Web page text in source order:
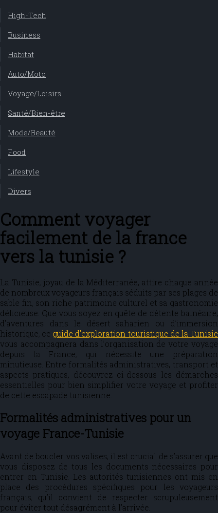
High-Tech
Business
Habitat
Auto/Moto
Voyage/Loisirs
Santé/Bien-être
Mode/Beauté
Food
Lifestyle
Divers
Comment voyager
facilement de la france
vers la tunisie ?
La Tunisie, joyau de la Méditerranée, attire chaque année
de nombreux voyageurs français séduits par ses plages de
sable fin, son riche patrimoine culturel et sa gastronomie
délicieuse. Que vous soyez en quête de détente balnéaire,
d’aventures dans le désert saharien ou d’immersion
historique, ce guide d’exploration touristique de la Tunisie
vous accompagnera dans l’organisation de votre voyage
depuis la France, qui nécessite une préparation
minutieuse. Entre formalités administratives, transport et
aspects pratiques, découvrez ci-dessous les démarches
essentielles pour bien simplifier votre voyage et profiter
de cette escapade tunisienne.
Formalités administratives pour un
voyage France-Tunisie
Avant de boucler vos valises, il est crucial de s’assurer que
vous disposez de tous les documents nécessaires pour
entrer en Tunisie. Les autorités tunisiennes ont mis en
place des procédures spécifiques pour les voyageurs
français, qu’il convient de respecter scrupuleusement
pour éviter tout désagrément à l’arrivée.